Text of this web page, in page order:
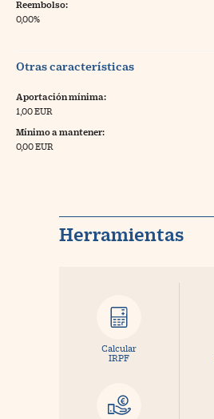
Reembolso:
0,00%
Otras características
Aportación mínima:
1,00 EUR
Mínimo a mantener:
0,00 EUR
Herramientas
Calcular
IRPF